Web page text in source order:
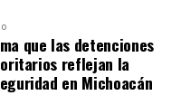
las evidencias
cualquier
extradición.
que las detenciones
reflejan la
en Michoacán